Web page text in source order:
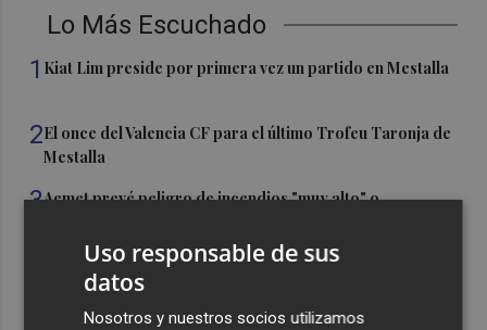
Lo Más Escuchado
1 Kiat Lim preside por primera vez un partido en Mestalla
2El once del Valencia CF para el último Trofeu Taronja de
Mestalla
3Aemet prevé peligro de incendios "muy alto" o
el día del eclipse
Company: “Estamos comenzando a ver el equipo que
queremos ver en la Liga”
Uso responsable de sus
datos
Nosotros y nuestros socios utilizamos